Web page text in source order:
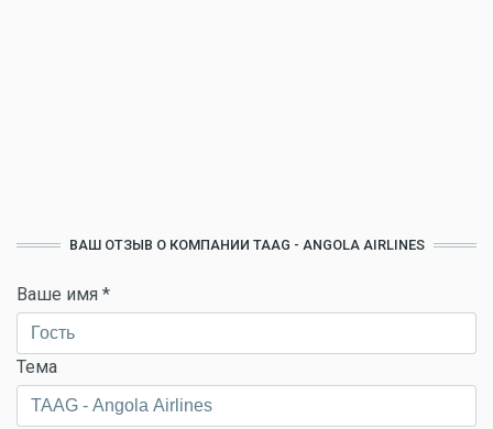
ВАШ ОТЗЫВ О КОМПАНИИ TAAG - ANGOLA AIRLINES
Ваше имя *
Тема